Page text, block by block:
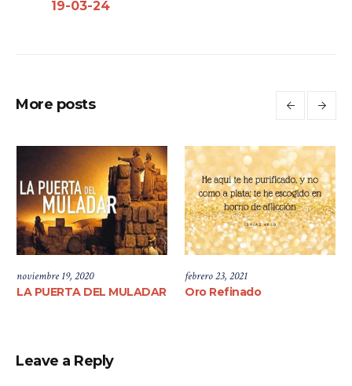
19-03-24
More posts
noviembre 19, 2020
LA PUERTA DEL MULADAR
febrero 23, 2021
Oro Refinado
Leave a Reply